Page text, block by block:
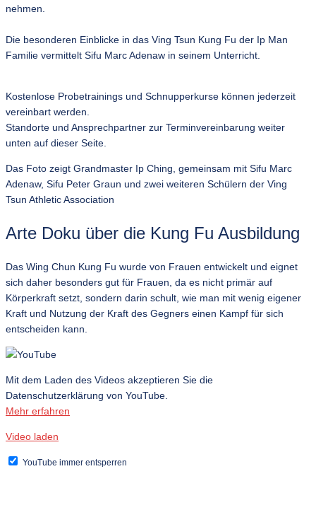
nehmen.
Die besonderen Einblicke in das Ving Tsun Kung Fu der Ip Man
Familie vermittelt Sifu Marc Adenaw in seinem Unterricht.
Kostenlose Probetrainings und Schnupperkurse können jederzeit
vereinbart werden.
Standorte und Ansprechpartner zur Terminvereinbarung weiter
unten auf dieser Seite.
Das Foto zeigt Grandmaster Ip Ching, gemeinsam mit Sifu Marc
Adenaw, Sifu Peter Graun und zwei weiteren Schülern der Ving
Tsun Athletic Association
Arte Doku über die Kung Fu Ausbildung
Das Wing Chun Kung Fu wurde von Frauen entwickelt und eignet
sich daher besonders gut für Frauen, da es nicht primär auf
Körperkraft setzt, sondern darin schult, wie man mit wenig eigener
Kraft und Nutzung der Kraft des Gegners einen Kampf für sich
entscheiden kann.
Mit dem Laden des Videos akzeptieren Sie die
Datenschutzerklärung von YouTube.
Mehr erfahren
Video laden
YouTube immer entsperren